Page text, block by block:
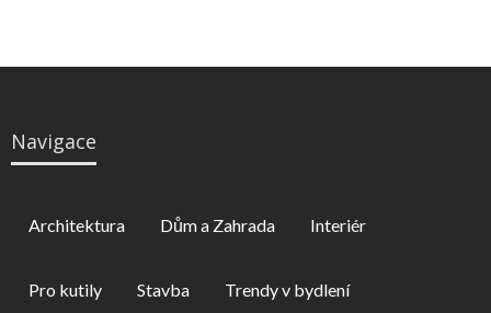
Navigace
Architektura Dům a Zahrada Interiér
Pro kutily Stavba Trendy v bydlení